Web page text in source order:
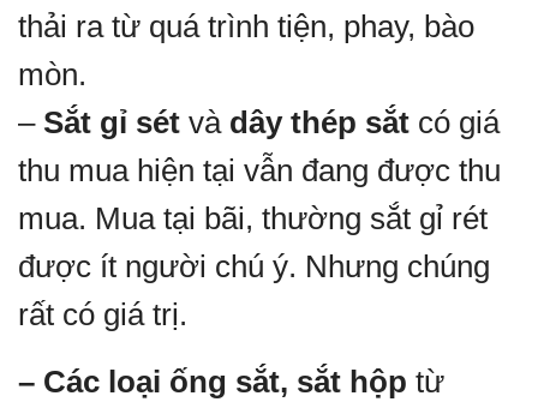
thải ra từ quá trình tiện, phay, bào
mòn.
– Sắt gỉ sét và dây thép sắt có giá
thu mua hiện tại vẫn đang được thu
mua. Mua tại bãi, thường sắt gỉ rét
được ít người chú ý. Nhưng chúng
rất có giá trị.
– Các loại ống sắt, sắt hộp từ